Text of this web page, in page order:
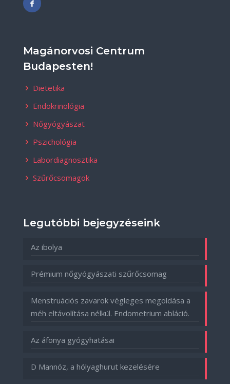
Magánorvosi Centrum
Budapesten!
Dietetika
Endokrinológia
Nőgyógyászat
Pszichológia
Labordiagnosztika
Szűrőcsomagok
Legutóbbi bejegyzéseink
Az ibolya
Prémium nőgyógyászati szűrőcsomag
Menstruációs zavarok végleges megoldása a
méh eltávolítása nélkül. Endometrium abláció.
Az áfonya gyógyhatásai
D Mannóz, a hólyaghurut kezelésére